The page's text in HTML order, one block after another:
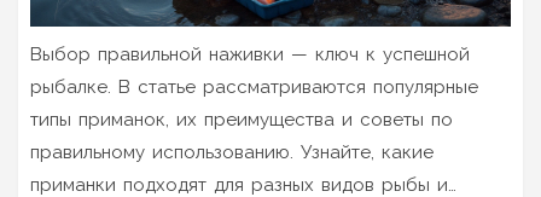
Выбор правильной наживки — ключ к успешной
рыбалке. В статье рассматриваются популярные
типы приманок, их преимущества и советы по
правильному использованию. Узнайте, какие
приманки подходят для разных видов рыбы и